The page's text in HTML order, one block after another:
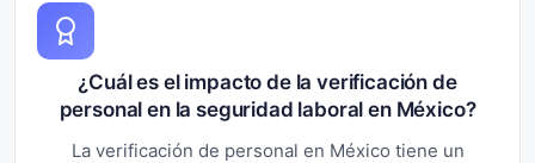
¿Cuál es el impacto de la verificación de
personal en la seguridad laboral en México?
La verificación de personal en México tiene un